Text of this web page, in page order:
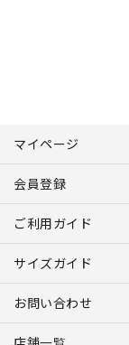
マイページ
会員登録
ご利用ガイド
サイズガイド
お問い合わせ